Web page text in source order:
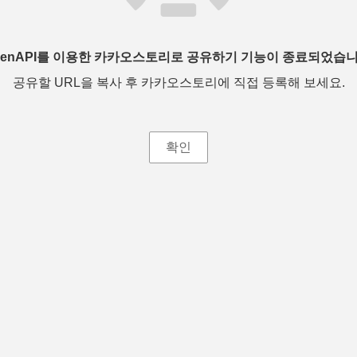
를 이용한 카카오스토리로 공유하기 기능이 종료되었습
공유할 URL을 복사 후 카카오스토리에 직접 등록해 보세요.
확인